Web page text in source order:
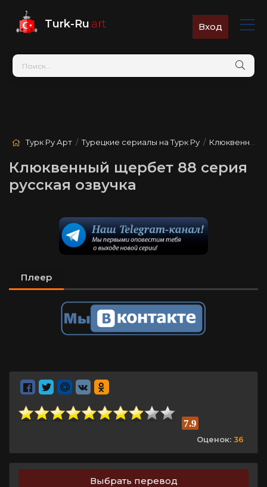
Turk-Ru.art Вход
Турк Ру Арт /Турецкие сериалы на Турк Ру / Клюквенный щербет
Клюквенный щербет 88 серия
русская озвучка
Плеер
7.9
Оценок: 36
Выбрать перевод